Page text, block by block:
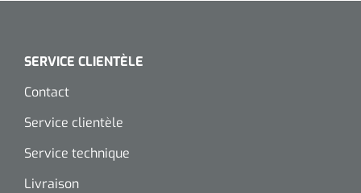
SERVICE CLIENTÈLE
Contact
Service clientèle
Service technique
Livraison